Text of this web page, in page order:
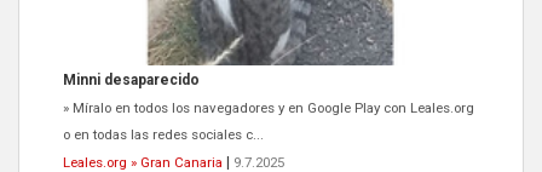
Siami Perdida
Se llama Siami,es hembra de 4 años,esterilizada con marca de
oreja,cariñosa,mimosa pero miedosa,e...
Leales.org » Gran Canaria | 9.7.2025